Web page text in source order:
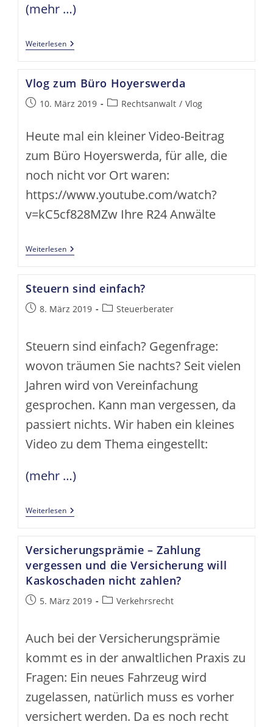
(mehr …)
WeiterlesenBlutentnahme:
Wer
Eine
Vlog zum Büro Hoyerswerda
Beitrag10. März 2019
Beitrags-
Rechtsanwalt / Vlog
Heute mal ein kleiner Video-Beitrag
zum Büro Hoyerswerda, für alle, die
noch nicht vor Ort waren:
https://www.youtube.com/watch?
v=kC5cf828MZw Ihre R24 Anwälte
WeiterlesenVlog
Zum
Steuern sind einfach?
Beitrag8. März 2019
Beitrags-
Steuerberater
Steuern sind einfach? Gegenfrage:
wovon träumen Sie nachts? Seit vielen
Jahren wird von Vereinfachung
gesprochen. Kann man vergessen, da
passiert nichts. Wir haben ein kleines
Video zu dem Thema eingestellt:
(mehr …)
WeiterlesenSteuern
Sind
Versicherungsprämie – Zahlung
vergessen und die Versicherung will
Kaskoschaden nicht zahlen?
Beitrag5. März 2019
Beitrags-
Verkehrsrecht
Auch bei der Versicherungsprämie
kommt es in der anwaltlichen Praxis zu
Fragen: Ein neues Fahrzeug wird
zugelassen, natürlich muss es vorher
versichert werden. Da es noch recht